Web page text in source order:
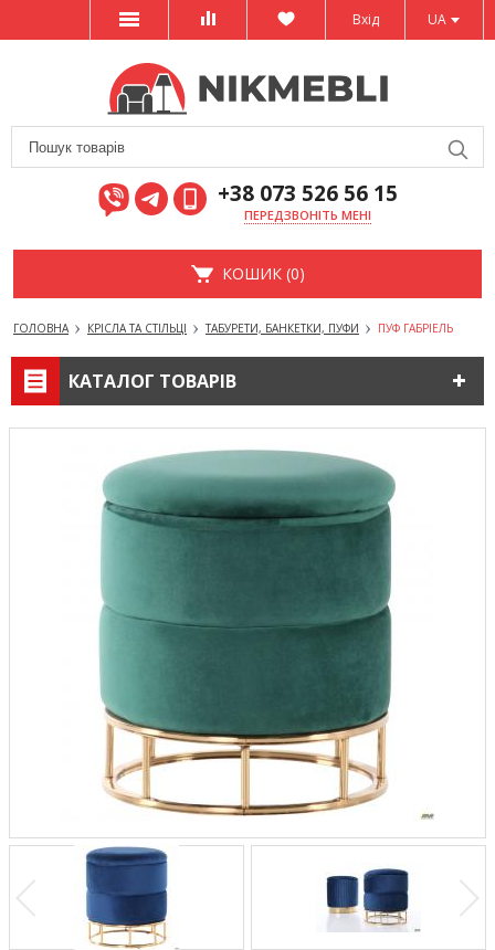
UA
Вхід
+38 073 526 56 15
ПЕРЕДЗВОНІТЬ МЕНІ
КОШИК (0)
ГОЛОВНА КРІСЛА ТА СТІЛЬЦІ ТАБУРЕТИ, БАНКЕТКИ, ПУФИ ПУФ ГАБРІЕЛЬ
КАТАЛОГ ТОВАРІВ